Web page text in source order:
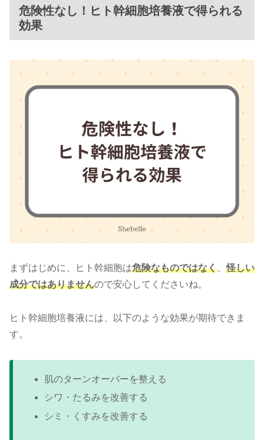
危険性なし！ヒト幹細胞培養液で得られる
効果
まずはじめに、ヒト幹細胞は危険なものではなく 、怪しい
成分ではありませんので安心してくださいね。
ヒト幹細胞培養液には、以下のような効果が期待できま
す。
肌のターンオーバーを整える
シワ・たるみを改善する
シミ・くすみを改善する